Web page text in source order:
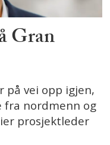
Gran
på vei opp igjen,
fra nordmenn og
prosjektleder